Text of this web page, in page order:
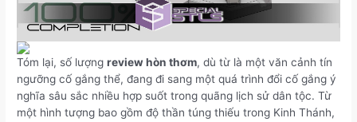
Tóm lại, số lượngreview hòn thơm, dù từ là một văn cảnh tín
ngưỡng cố gắng thể, đang đi sang một quá trình đổi cố gắng ý
nghĩa sâu sắc nhiều hợp suốt trong quãng lịch sử dân tộc. Từ
một hình tượng bao gồm độ thần túng thiếu trong Kinh Thánh,